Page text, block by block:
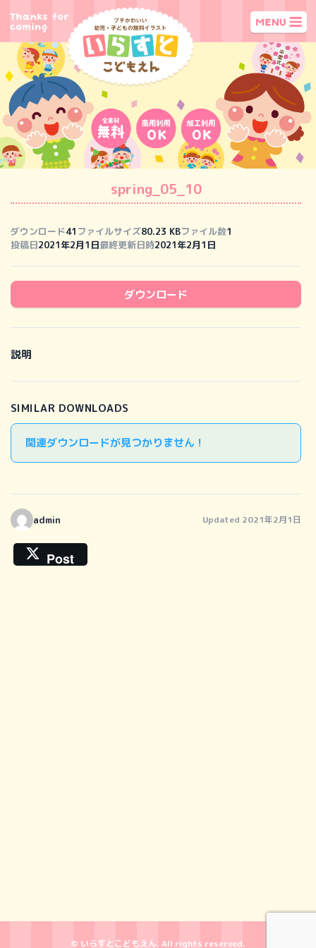
spring_05_10
ダウンロード41 ファイルサイズ80.23 KBファイル数1
投稿日2021年2月1日最終更新日時2021年2月1日
ダウンロード
説明
SIMILAR DOWNLOADS
関連ダウンロードが見つかりません !
admin Updated 2021年2月1日
Post
© いらすとこどもえん. All rights reserved.